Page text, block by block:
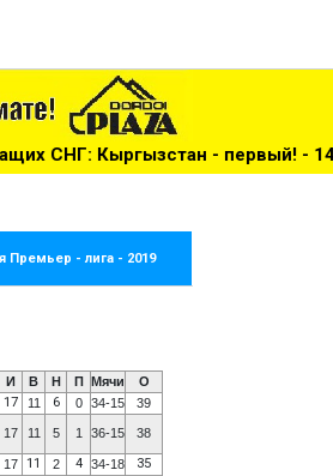
- 14:25 ***Сборная
Премьер - лига - 2019
И В Н П Мячи
О
17 11 6 0 34-15 39
17 11 5 1 36-15 38
17 11 2 4 34-18 35